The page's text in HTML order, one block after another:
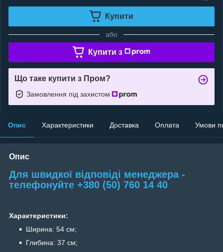
Купити
або
Купити з
Що таке купити з Пром?
Замовлення під захистом
Опис Характеристики Доставка Оплата Умови
Опис
Для швидкої відповіді менеджера -
телефонуйте +380 (50) 760 14 40
Характеристики:
Ширина: 54 см;
Глибина: 37 см;